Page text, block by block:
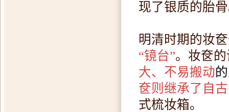
现了银质的胎
明清时期的妆
“镜台”。 妆奁
大、不易搬动
奁则继承了自
式梳妆箱。